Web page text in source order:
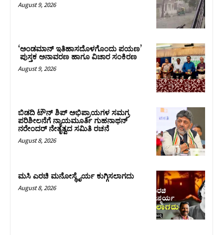
August 9, 2026
‘ಅಂಡಮಾನ್ ಇತಿಹಾಸದೊಳಗೊಂದು ಪಯಣ’
ಪುಸ್ತಕ ಅನಾವರಣ ಹಾಗೂ ವಿಚಾರ ಸಂಕಿರಣ
August 9, 2026
ಬಿಡದಿ ಟೌನ್ ಶಿಪ್ ಅಭಿಪ್ರಾಯಗಳ ಸಮಗ್ರ
ಪರಿಶೀಲನೆಗೆ ನ್ಯಾಯಮೂರ್ತಿ ಗುಹನಾಥನ್
ನರೇಂದರ್ ನೇತೃತ್ವದ ಸಮಿತಿ ರಚನೆ
August 8, 2026
ಮಸಿ ಎರಚಿ ಮನೋಸ್ಥೈರ್ಯ ಕುಗ್ಗಿಸಲಾಗದು
August 8, 2026